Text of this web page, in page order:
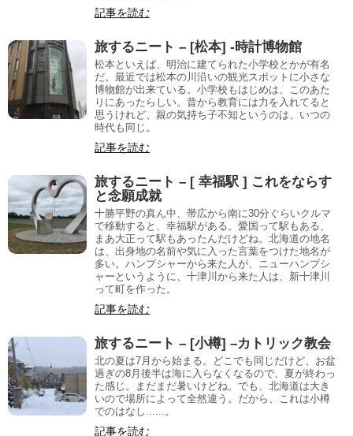
記事を読む
旅するニート – [松本] -時計博物館
松本といえば、明治に建てられた小学校とかが有名
だ。最近では松本の川沿いの観光スポットに小さな
博物館が出来ている。小学校もはじめは、このあた
りにあったらしい。昔から教育には力を入れてると
思うけれど、親の気持ち子不知というのは、いつの
時代も同じ。
記事を読む
旅するニート – [ 幸福駅 ] これをならす
と念願成就
十勝平野の真ん中、帯広から南に30分ぐらいクルマ
で移動すると、幸福駅がある。愛国って駅もある、
まあ大正って駅もあったんだけどね。北海道の地名
は、出身地の名前や気に入った言葉をつけた地名が
多い。ハンプシャーから来た人が、ニューハンプシ
ャーというように、十津川から来た人は、新十津川
って町を作った。
記事を読む
旅するニート – [小樽] –カトリック教会
北の夏は7月から始まる。どこでも同じだけど、お盆
過ぎの8月後半は海に入らなくなるので、夏が終わっ
た感じ。まだまだ暑いけどね。でも、北海道は大き
いので場所によって全然違う。だから、これは小樽
でのはなし......。
記事を読む